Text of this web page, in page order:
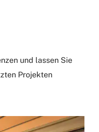
und lassen Sie
Projekten